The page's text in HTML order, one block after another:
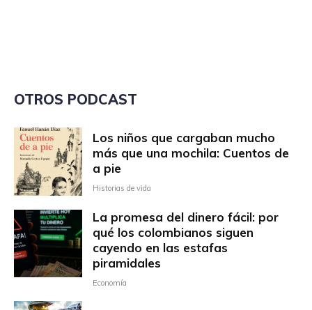
OTROS PODCAST
Los niños que cargaban mucho
más que una mochila: Cuentos de
a pie
Historias de vida
La promesa del dinero fácil: por
qué los colombianos siguen
cayendo en las estafas
piramidales
Economía